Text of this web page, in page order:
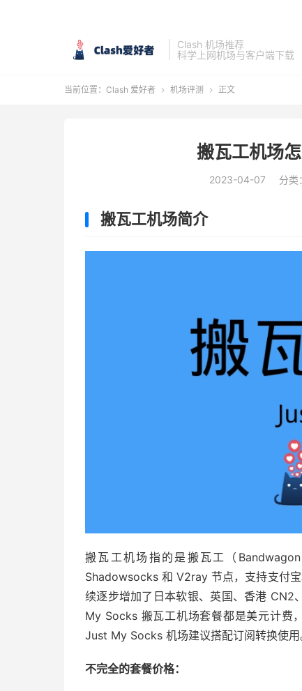
Clash 机场推荐
科学上网机场与客户端下载
当前位置： Clash 爱好者  机场评测  正文
搬瓦工机场
2023-04-07 分类：
搬瓦工机场简介
搬瓦工机场指的是搬瓦工（
Shadowsocks 和 V2ray 节点，支持支付
续逐步增加了日本软银、英国、香港 CN2
My Socks 搬瓦工机场套餐都是美元计费
Just My Socks 机场建议搭配订阅转换使用
不完全的套餐价格：